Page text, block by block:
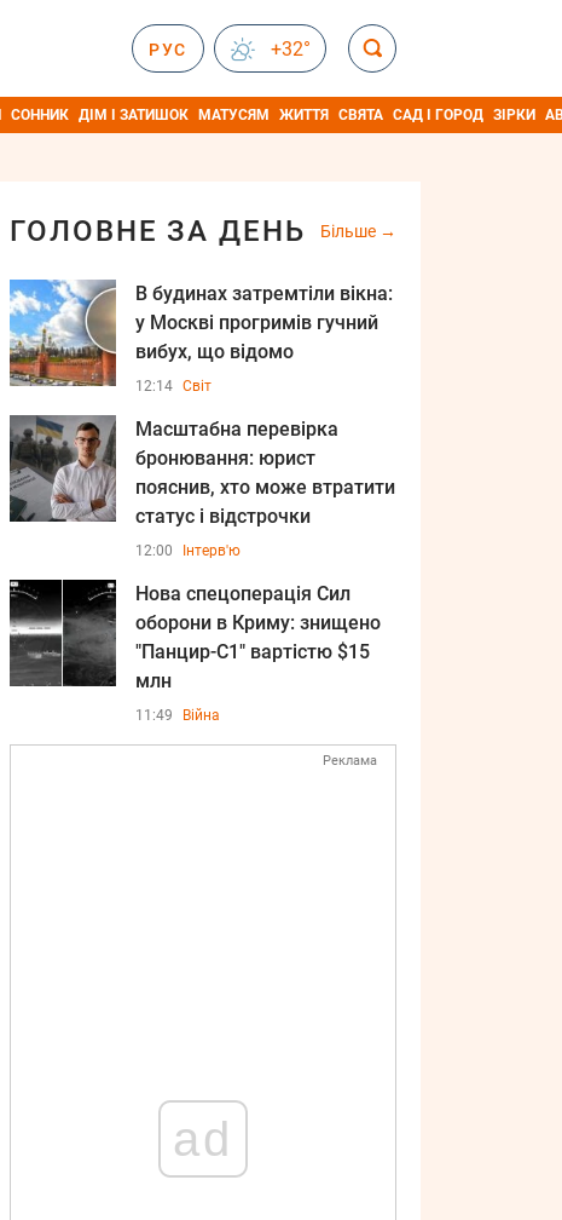
РУС +32°
СОННИК ДІМ І ЗАТИШОК МАТУСЯМ ЖИТТЯ СВЯТА САД І ГОРОД ЗІРКИ
ГОЛОВНЕ ЗА ДЕНЬ Більше
В будинах затремтіли вікна:
у Москві прогримів гучний
вибух, що відомо
12:14 Світ
Масштабна перевірка
бронювання: юрист
пояснив, хто може втратити
статус і відстрочки
12:00 Інтерв'ю
Нова спецоперація Сил
оборони в Криму: знищено
"Панцир-С1" вартістю $15
млн
11:49 Війна
Реклама
ad